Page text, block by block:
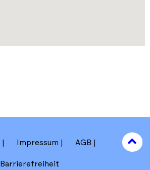
Impressum AGB
Barrierefreiheit
to
top